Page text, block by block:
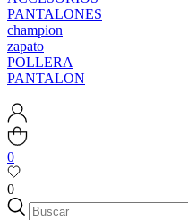
PANTALONES
champion
zapato
POLLERA
PANTALON
0
0